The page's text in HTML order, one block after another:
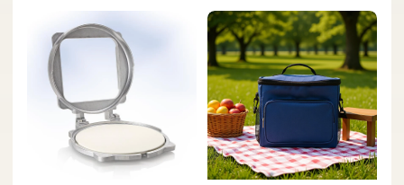
Farbe:GS11-Sakura-Pulver